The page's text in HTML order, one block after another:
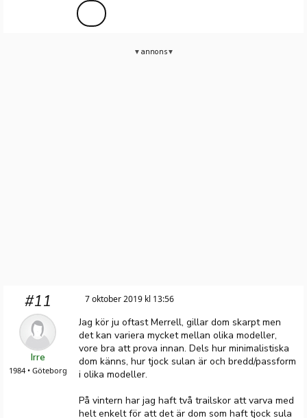
annons
#11
Irre
1984 • Göteborg
7 oktober 2019 kl 13:56
Jag kör ju oftast Merrell, gillar dom skarpt men
det kan variera mycket mellan olika modeller,
vore bra att prova innan. Dels hur minimalistiska
dom känns, hur tjock sulan är och bredd/passform
i olika modeller.
På vintern har jag haft två trailskor att varva med
helt enkelt för att det är dom som haft tjock sula